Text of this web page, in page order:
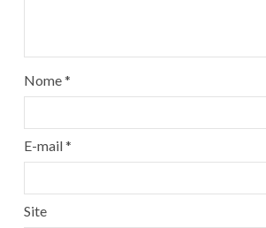
Nome*
E-mail*
Site